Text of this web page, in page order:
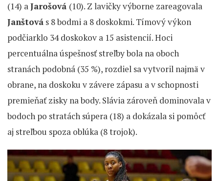
(14) aJarošová (10). Z lavičky výborne zareagovala
Janštová s 8 bodmi a 8 doskokmi. Tímový výkon
podčiarklo 34 doskokov a 15 asistencií. Hoci
percentuálna úspešnosť streľby bola na oboch
stranách podobná (35 %), rozdiel sa vytvoril najmä v
obrane, na doskoku v závere zápasu a v schopnosti
premieňať zisky na body. Slávia zároveň dominovala v
bodoch po stratách súpera (18) a dokázala si pomôcť
aj streľbou spoza oblúka (8 trojok).